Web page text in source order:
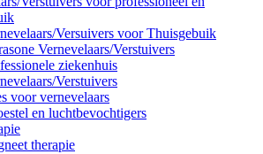
Versuivers voor Thuisgebuik
Vernevelaars/Verstuivers
ziekenhuis
Verstuivers
voor vernevelaars
en luchtbevochtigers
therapie